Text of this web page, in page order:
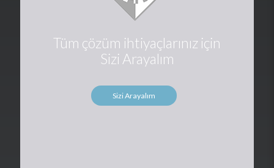
Tüm çözüm ihtiyaçlarınız için
Sizi Arayalım
Sizi Arayalım